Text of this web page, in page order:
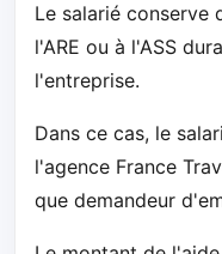
Le salarié conserve
l'ARE ou à l'ASS
l'entreprise.
Dans ce cas, le
l'agence France
que demandeur